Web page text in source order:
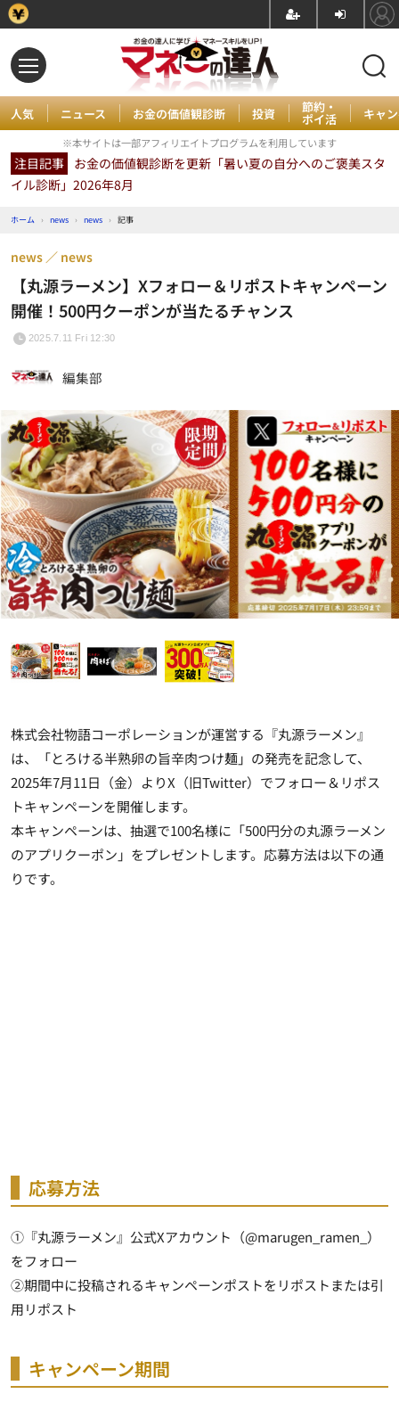
人気 ニュース お金の価値観診断 投資 節約・
ポイ活 キャ
※本サイトは一部アフィリエイトプログラムを利用しています
注目記事 お金の価値観診断を更新「暑い夏の自分へのご褒美スタ
イル診断」2026年8月
ホーム › news › news › 記事
【丸源ラーメン】Xフォロー＆リポストキャンペーン
開催！500円クーポンが当たるチャンス
news news
2025.7.11 Fri 12:30
編集部
株式会社物語コーポレーションが運営する『丸源ラーメン』
は、「とろける半熟卵の旨辛肉つけ麺」の発売を記念して、
2025年7月11日（金）よりX（旧Twitter）でフォロー＆リポス
トキャンペーンを開催します。
本キャンペーンは、抽選で100名様に「500円分の丸源ラーメン
のアプリクーポン」をプレゼントします。応募方法は以下の通
りです。
応募方法
①『丸源ラーメン』公式Xアカウント（@marugen_ramen_）
をフォロー
②期間中に投稿されるキャンペーンポストをリポストまたは引
用リポスト
キャンペーン期間